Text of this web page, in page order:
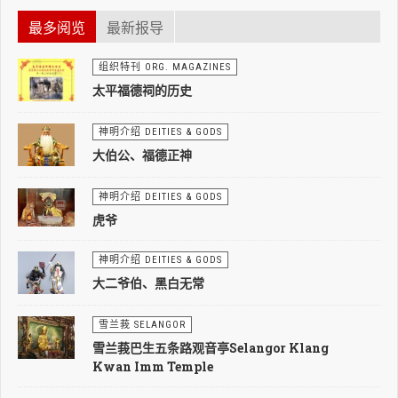
最多阅览 最新报导
组织特刊 ORG. MAGAZINES
太平福德祠的历史
神明介绍 DEITIES & GODS
大伯公、福德正神
神明介绍 DEITIES & GODS
虎爷
神明介绍 DEITIES & GODS
大二爷伯、黑白无常
雪兰莪 SELANGOR
雪兰莪巴生五条路观音亭Selangor Klang
Kwan Imm Temple